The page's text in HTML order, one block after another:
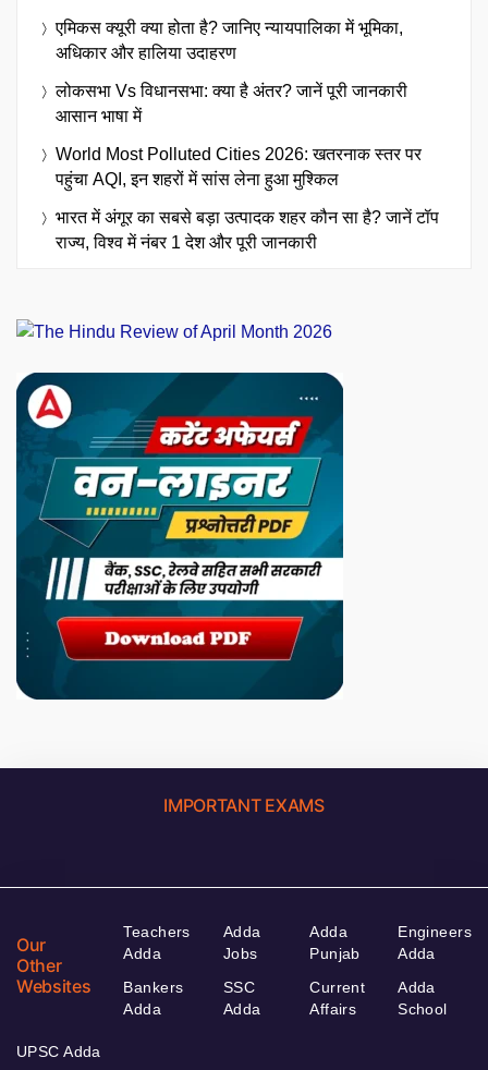
एमिकस क्यूरी क्या होता है? जानिए न्यायपालिका में भूमिका,
अधिकार और हालिया उदाहरण
लोकसभा Vs विधानसभा: क्या है अंतर? जानें पूरी जानकारी
आसान भाषा में
World Most Polluted Cities 2026: खतरनाक स्तर पर
पहुंचा AQI, इन शहरों में सांस लेना हुआ मुश्किल
भारत में अंगूर का सबसे बड़ा उत्पादक शहर कौन सा है? जानें टॉप
राज्य, विश्व में नंबर 1 देश और पूरी जानकारी
IMPORTANT EXAMS
Our
Other
Websites
Teachers
Adda
Bankers
Adda
Adda
Jobs
SSC
Adda
Adda
Punjab
Current
Affairs
Engineers
Adda
Adda
School
UPSC Adda